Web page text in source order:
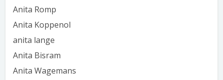
Anita Romp
Anita Koppenol
anita lange
Anita Bisram
Anita Wagemans